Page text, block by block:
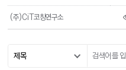
(주)CiT코칭연구소